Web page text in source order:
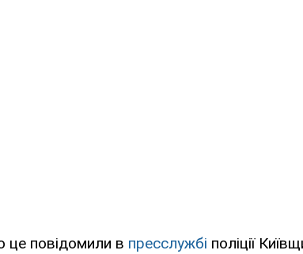
це повідомили в пресслужбі поліції